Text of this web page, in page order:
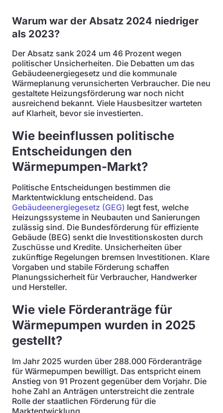
Warum war der Absatz 2024 niedriger
als 2023?
Der Absatz sank 2024 um 46 Prozent wegen
politischer Unsicherheiten. Die Debatten um das
Gebäudeenergiegesetz und die kommunale
Wärmeplanung verunsicherten Verbraucher. Die neu
gestaltete Heizungsförderung war noch nicht
ausreichend bekannt. Viele Hausbesitzer warteten
auf Klarheit, bevor sie investierten.
Wie beeinflussen politische
Entscheidungen den
Wärmepumpen-Markt?
Politische Entscheidungen bestimmen die
Marktentwicklung entscheidend. Das
Gebäudeenergiegesetz (GEG) legt fest, welche
Heizungssysteme in Neubauten und Sanierungen
zulässig sind. Die Bundesförderung für effiziente
Gebäude (BEG) senkt die Investitionskosten durch
Zuschüsse und Kredite. Unsicherheiten über
zukünftige Regelungen bremsen Investitionen. Klare
Vorgaben und stabile Förderung schaffen
Planungssicherheit für Verbraucher, Handwerker
und Hersteller.
Wie viele Förderanträge für
Wärmepumpen wurden in 2025
gestellt?
Im Jahr 2025 wurden über 288.000 Förderanträge
für Wärmepumpen bewilligt. Das entspricht einem
Anstieg von 91 Prozent gegenüber dem Vorjahr. Die
hohe Zahl an Anträgen unterstreicht die zentrale
Rolle der staatlichen Förderung für die
Marktentwicklung.